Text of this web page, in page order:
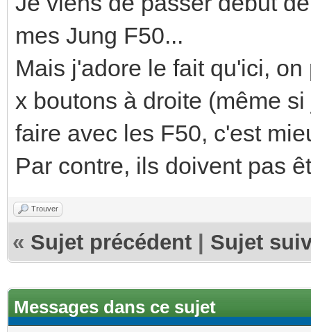
mes Jung F50...
Mais j'adore le fait qu'ici,
x boutons à droite (même
faire avec les F50, c'est
Par contre, ils doivent pas
Trouver
« Sujet précédent Sujet
Messages dans ce sujet